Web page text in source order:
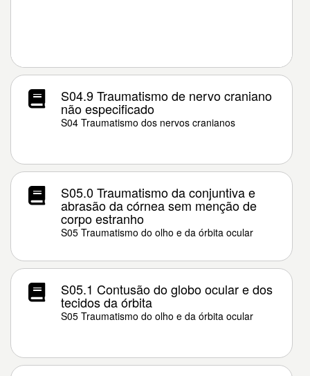
S04.9 Traumatismo de nervo craniano
não especificado
S04 Traumatismo dos nervos cranianos
S05.0 Traumatismo da conjuntiva e
abrasão da córnea sem menção de
corpo estranho
S05 Traumatismo do olho e da órbita ocular
S05.1 Contusão do globo ocular e dos
tecidos da órbita
S05 Traumatismo do olho e da órbita ocular